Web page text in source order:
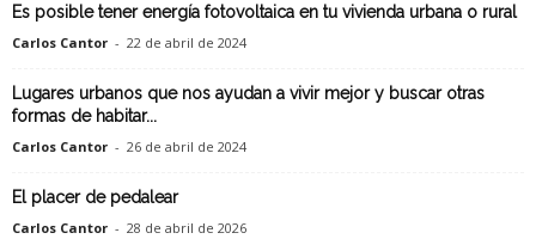
Es posible tener energía fotovoltaica en tu vivienda urbana o rural
Carlos Cantor - 22 de abril de 2024
Lugares urbanos que nos ayudan a vivir mejor y buscar otras
formas de habitar...
Carlos Cantor - 26 de abril de 2024
El placer de pedalear
Carlos Cantor - 28 de abril de 2026